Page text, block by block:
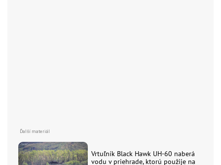
Vrtuľník Black Hawk UH-60 naberá
vodu v priehrade, ktorú použije na